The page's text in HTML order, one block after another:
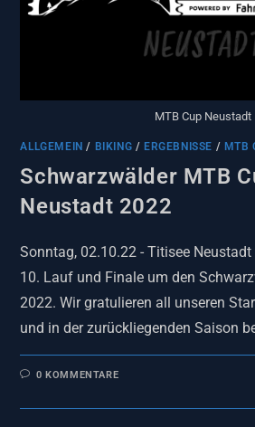
MTB Cup Neustadt
ALLGEMEIN / BIKING / ERGEBNISSE / MTB
Schwarzwälder MTB
Neustadt 2022
Sonntag, 02.10.22 - Titisee
10. Lauf und Finale um den
2022. Wir gratulieren all unseren
und in der zurückliegenden Saison
0 KOMMENTARE